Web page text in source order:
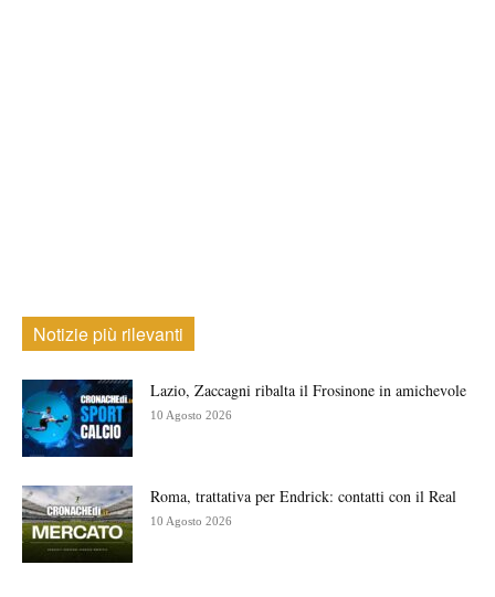
Notizie più rilevanti
Lazio, Zaccagni ribalta il Frosinone in amichevole
10 Agosto 2026
Roma, trattativa per Endrick: contatti con il Real
10 Agosto 2026